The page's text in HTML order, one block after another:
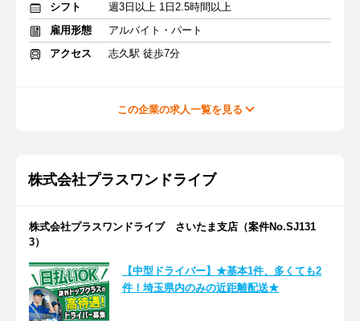
シフト
週3日以上 1日2.5時間以上
雇用形態
アルバイト・パート
アクセス
志久駅 徒歩7分
この企業の求人一覧を見る
株式会社プラスワンドライブ
株式会社プラスワンドライブ さいたま支店（案件No.SJ131
3）
【中型ドライバー】★基本1件、多くても2
件！埼玉県内のみの近距離配送★